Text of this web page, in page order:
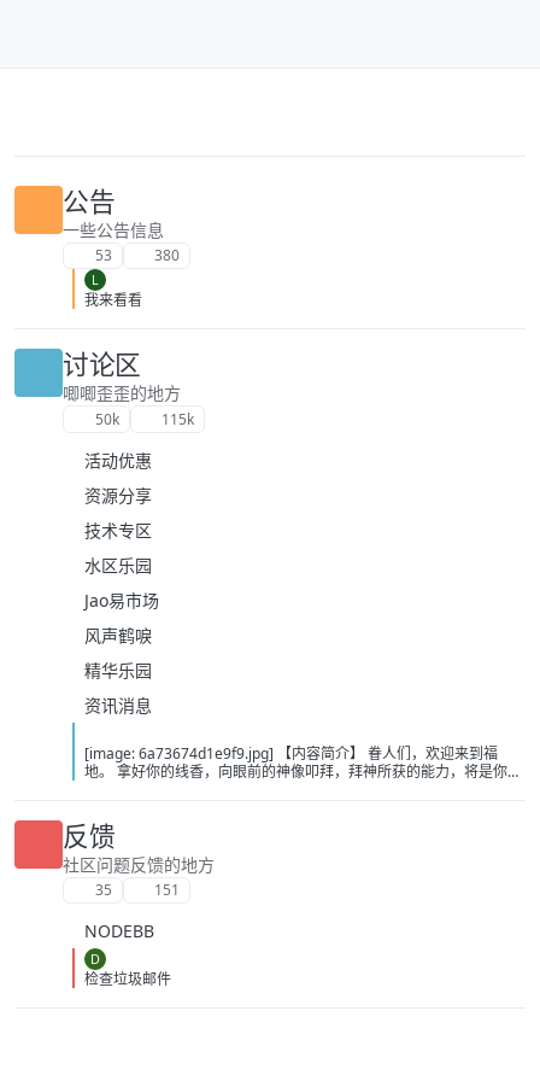
公告
一些公告信息
53 380
L
我来看看
讨论区
唧唧歪歪的地方
50k 115k
活动优惠
资源分享
技术专区
水区乐园
Jao易市场
风声鹤唳
精华乐园
资讯消息
[image: 6a73674d1e9f9.jpg] 【内容简介】 眷人们，欢迎来到福
地。 拿好你的线香，向眼前的神像叩拜，拜神所获的能力，将是你们
悲剧轮回…… 【作者简介】 作者：幻梦猎人，起点中文网作者，代表
作品：《灾厄收容所》《诡异分解指南》《天灾疯人院》《基因收容
所》等 【下载地址】 百度：
https://pan.baidu.com/s/1CTpsB1_Ju5NwzAhO0MvwZQ?pwd=9a1v
夸克：https://pan.quark.cn/s/ffe07719ebb3?pwd=aUYh 移动：
反馈
社区问题反馈的地方
35 151
NODEBB
D
检查垃圾邮件